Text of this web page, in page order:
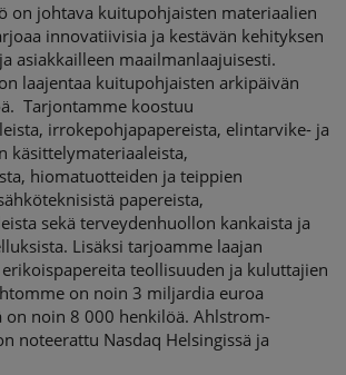
on johtava kuitupohjaisten materiaalien
innovatiivisia ja kestävän kehityksen
asiakkailleen maailmanlaajuisesti.
laajentaa kuitupohjaisten arkipäivän
Tarjontamme koostuu
irrokepohjapapereista, elintarvike- ja
käsittelymateriaaleista,
hiomatuotteiden ja teippien
papereista,
sekä terveydenhuollon kankaista ja
Lisäksi tarjoamme laajan
teollisuuden ja kuluttajien
on noin 3 miljardia euroa
on noin 8 000 henkilöä. Ahlstrom-
noteerattu Nasdaq Helsingissä ja